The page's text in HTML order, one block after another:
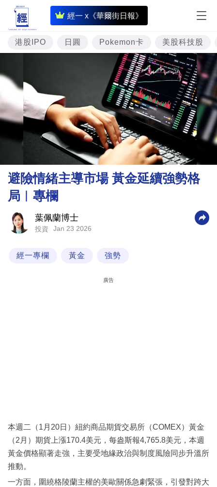
經一 x《華爾街日報》
即
時
財
經
投
樓
市
理
財
業
科
區
港股IPO 日圓 Pokemon卡 美股科技股
避險情緒主導市場 黃金延續強勢格
局︳專欄
葉佩蘭博士
投資 Jan 23 2026
經一專欄 黃金 強勢
廣告
本週二（1月20日）紐約商品期貨交易所（COMEX）黃金
（2月）期貨上漲170.4美元，每盎斯報4,765.8美元，本週
黃金價格顯著走強，主要受地緣政治與制度風險同步升溫所
推動。
一方面，圍繞格陵蘭主權的美歐關係急劇緊張，引發對跨大